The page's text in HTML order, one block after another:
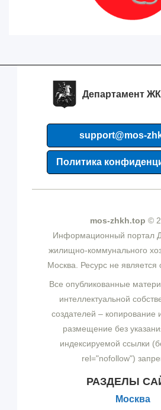
Департамент
support@mos-
Политика
mos-zhkh.top ©
Информационный портал
жилищно-коммунального
Москва. Ресурс не
Все опубликованные
интеллектуальной
создателей – копирование
размещение без
индексируемой ссылки
rel="nofollow")
РАЗДЕЛЫ
Москва